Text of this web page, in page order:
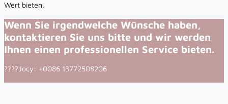
Wert bieten.
Wenn Sie irgendwelche Wünsche haben,
kontaktieren Sie uns bitte und wir werden
Ihnen einen professionellen Service bieten.
????Jocy: +0086 13772508206